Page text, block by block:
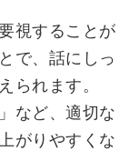
視することが
で、話にしっ
られます。
など、適切な
がりやすくな